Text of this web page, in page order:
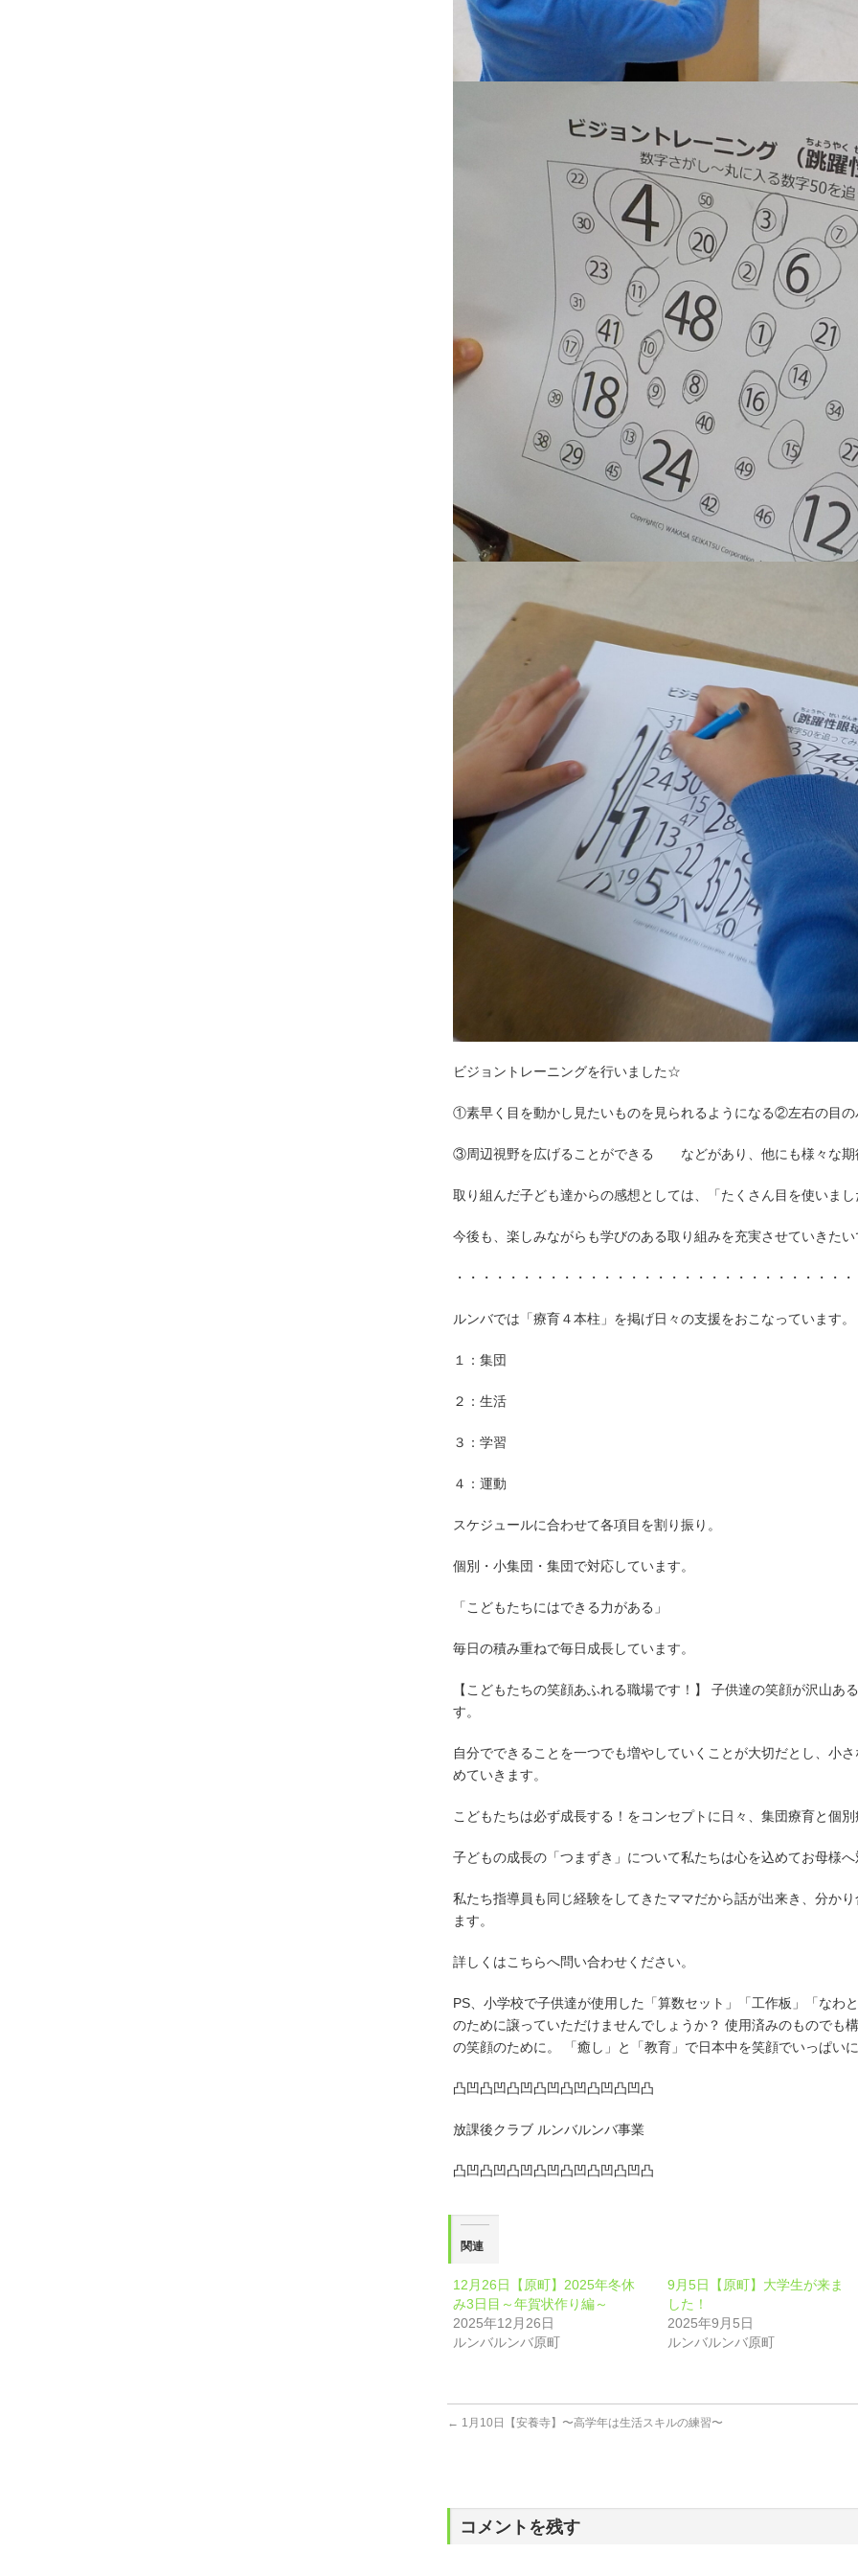
ビジョントレーニングを行いました☆
①素早く目を動かし見たいものを見られるようになる②左右の目の
③周辺視野を広げることができる などがあり、他にも様々な期
取り組んだ子ども達からの感想としては、「たくさん目を使いまし
今後も、楽しみながらも学びのある取り組みを充実させていきた
・・・・・・・・・・・・・・・・・・・・・・・・・・・・・
ルンバでは「療育４本柱」を掲げ日々の支援をおこなっています。
１：集団
２：生活
３：学習
４：運動
スケジュールに合わせて各項目を割り振り。
個別・小集団・集団で対応しています。
「こどもたちにはできる力がある」
毎日の積み重ねで毎日成長しています。
【こどもたちの笑顔あふれる職場です！】 子供達の笑顔が沢山あ
す。
自分でできることを一つでも増やしていくことが大切だとし、小
めていきます。
こどもたちは必ず成長する！をコンセプトに日々、集団療育と個
子どもの成長の「つまずき」について私たちは心を込めてお母様へ
私たち指導員も同じ経験をしてきたママだから話が出来き、分か
ます。
詳しくはこちらへ問い合わせください。
PS、小学校で子供達が使用した「算数セット」「工作板」「なわ
のために譲っていただけませんでしょうか？ 使用済みのものでも
の笑顔のために。 「癒し」と「教育」で日本中を笑顔でいっぱいに
凸凹凸凹凸凹凸凹凸凹凸凹凸凹凸
放課後クラブ ルンバルンバ事業
凸凹凸凹凸凹凸凹凸凹凸凹凸凹凸
関連
12月26日【原町】2025年冬休
み3日目～年賀状作り編～
2025年12月26日
ルンバルンバ原町
9月5日【原町】大学生が来ま
した！
2025年9月5日
ルンバルンバ原町
← 1月10日【安養寺】〜高学年は生活スキルの練習〜
コメントを残す